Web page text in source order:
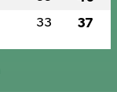
33 37